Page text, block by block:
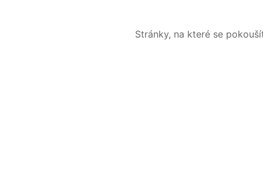
Stránky, na které se